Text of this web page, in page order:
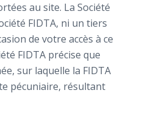
au site. La Société
FIDTA, ni un tiers
de votre accès à ce
FIDTA précise que
sur laquelle la FIDTA
pécuniaire, résultant